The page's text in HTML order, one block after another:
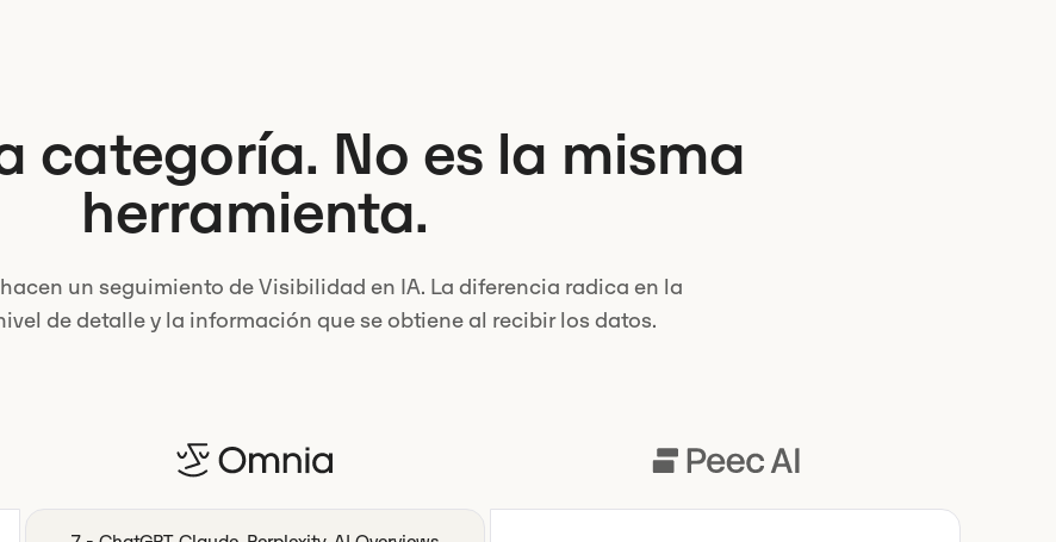
categoría. No es la misma
herramienta.
un seguimiento de Visibilidad en IA. La diferencia radica en la
de detalle y la información que se obtiene al recibir los datos.